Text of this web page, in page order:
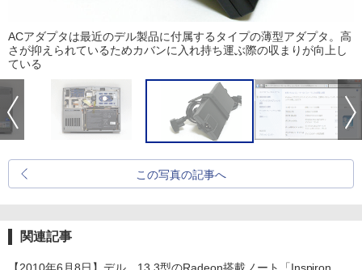
ACアダプタは最近のデル製品に付属するタイプの薄型アダプタ。高
さが抑えられているためカバンに入れ持ち運ぶ際の収まりが向上し
ている
この写真の記事へ
関連記事